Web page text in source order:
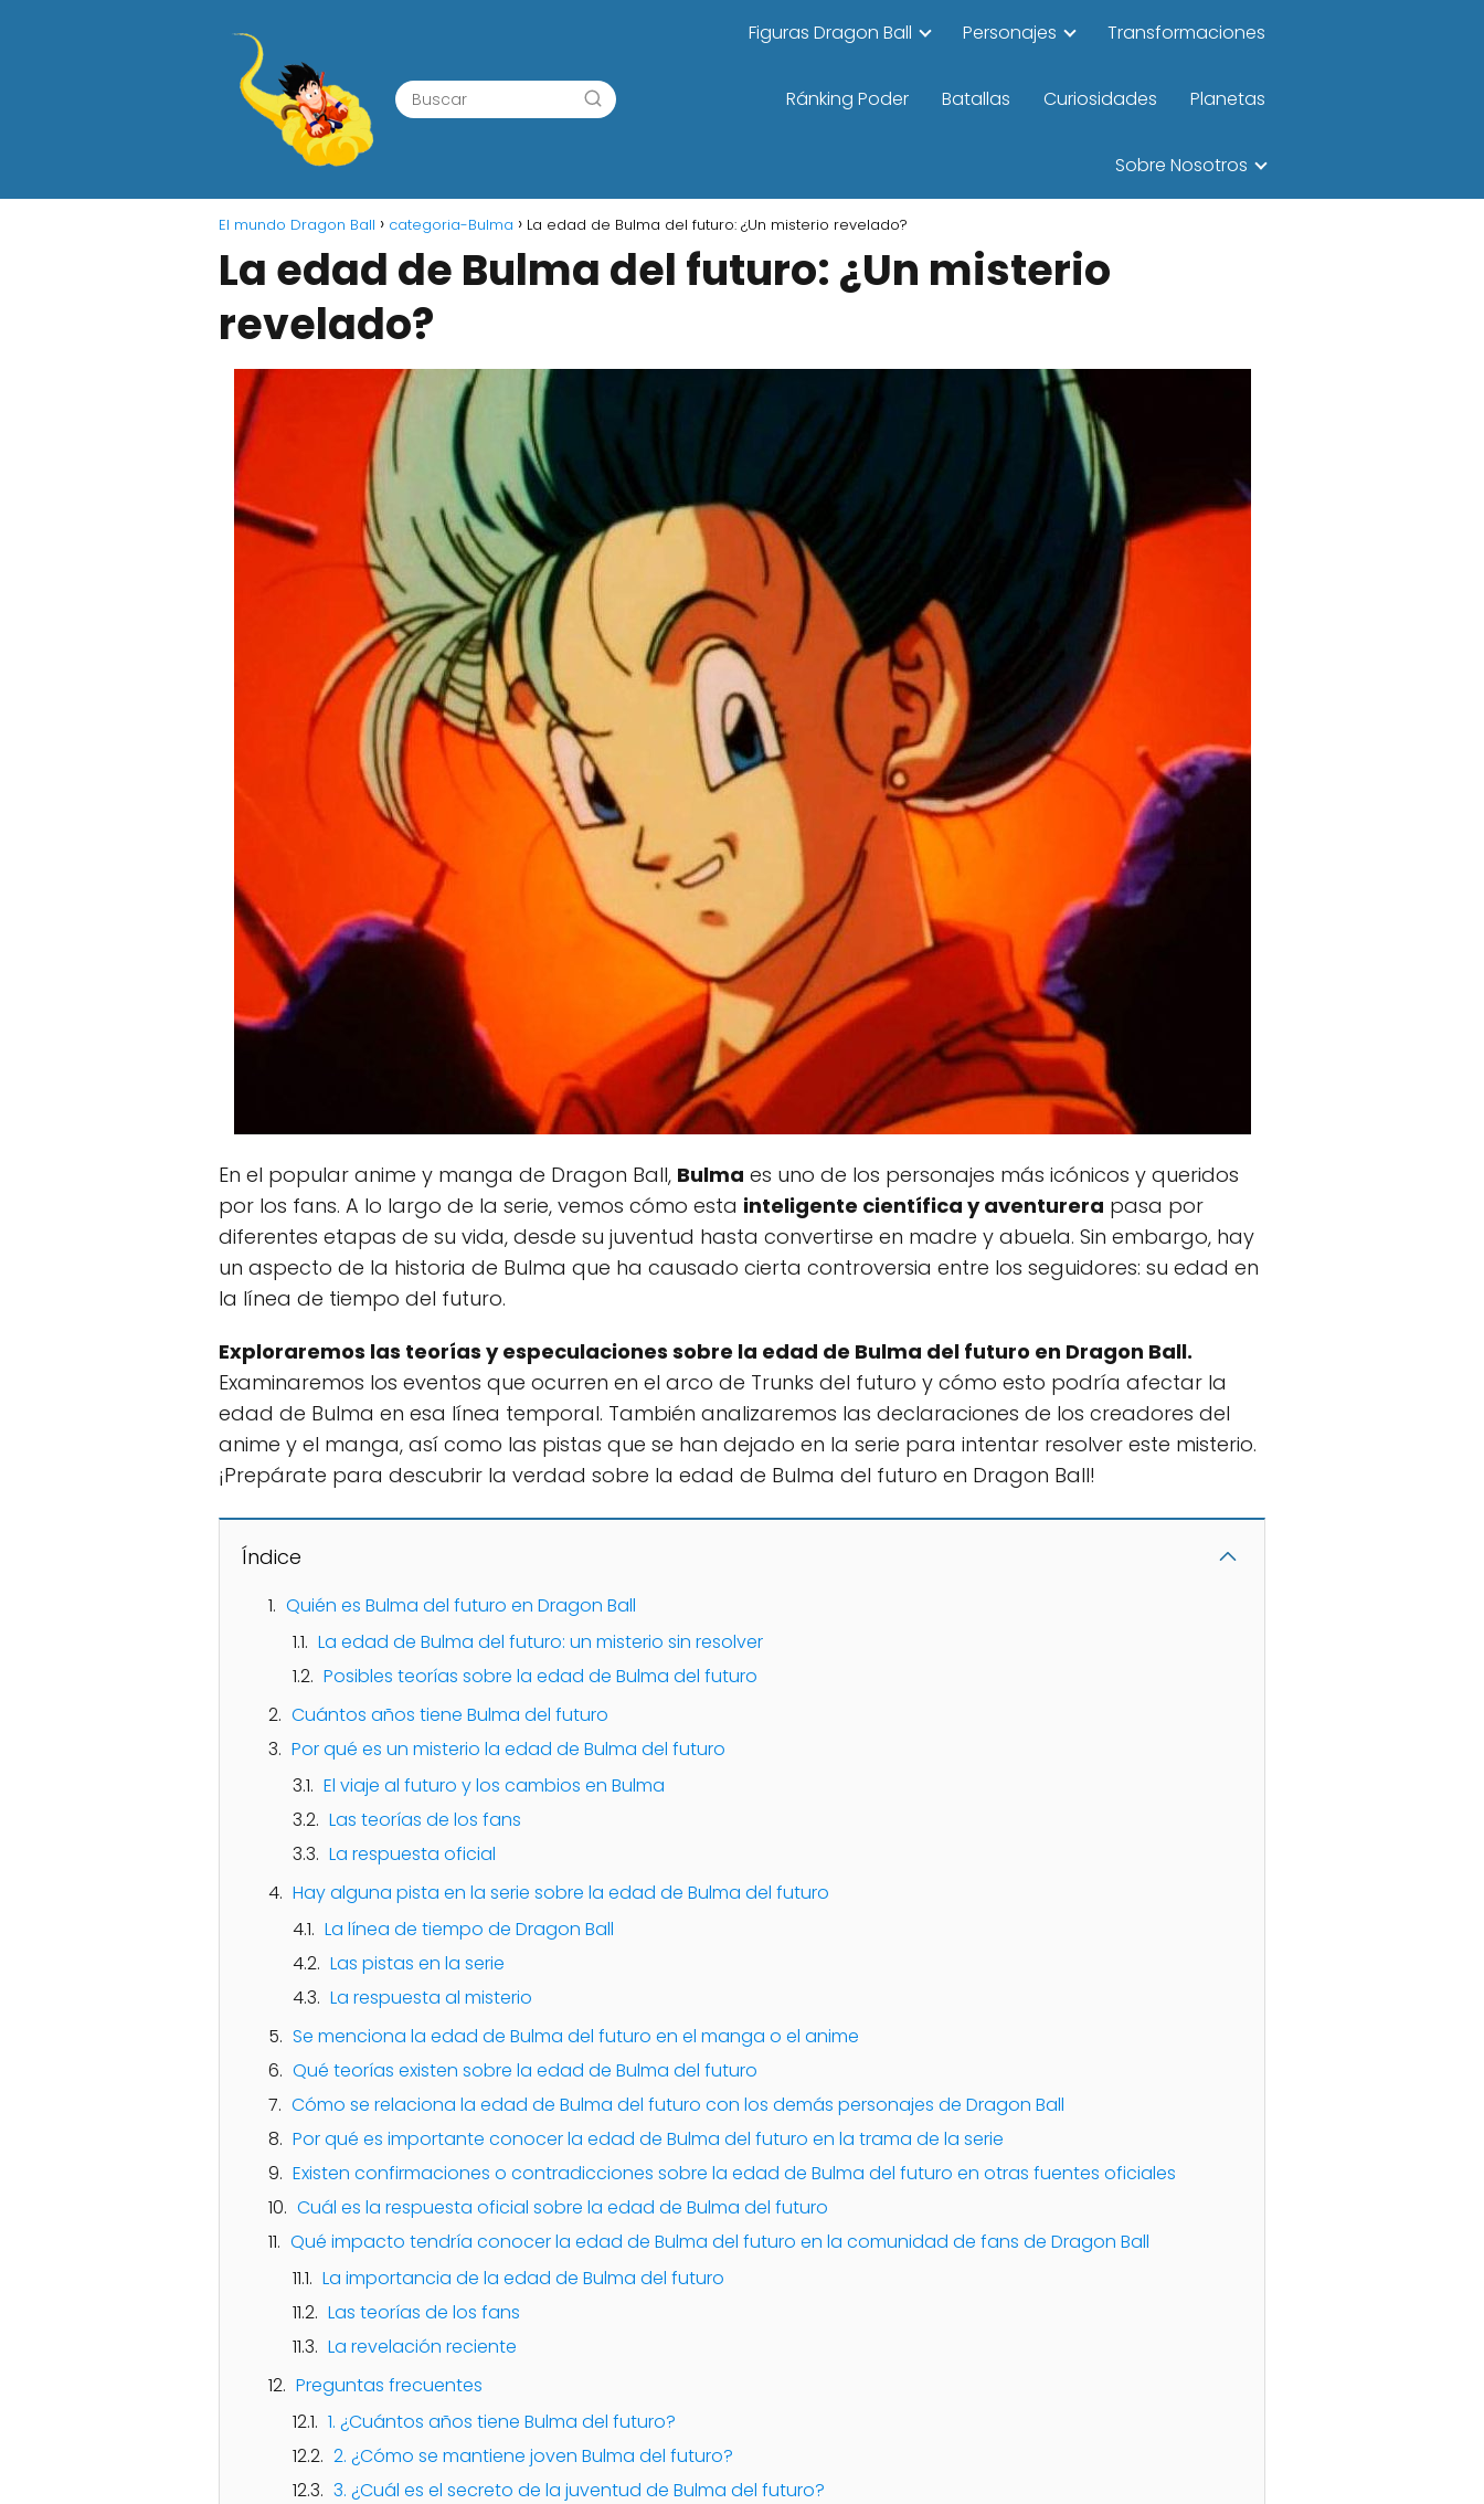
Figuras Dragon Ball Personajes Transformaciones
Ránking Poder Batallas Curiosidades Planetas
Sobre Nosotros
El mundo Dragon Ball categoria-Bulma La edad de Bulma del futuro: ¿Un misterio revelado?
La edad de Bulma del futuro: ¿Un misterio
revelado?
En el popular anime y manga de Dragon Ball, Bulma es uno de los personajes más icónicos y queridos
por los fans. A lo largo de la serie, vemos cómo esta inteligente científica y aventurera pasa por
diferentes etapas de su vida, desde su juventud hasta convertirse en madre y abuela. Sin embargo, hay
un aspecto de la historia de Bulma que ha causado cierta controversia entre los seguidores: su edad en
la línea de tiempo del futuro.
Exploraremos las teorías y especulaciones sobre la edad de Bulma del futuro en Dragon Ball.
Examinaremos los eventos que ocurren en el arco de Trunks del futuro y cómo esto podría afectar la
edad de Bulma en esa línea temporal. También analizaremos las declaraciones de los creadores del
anime y el manga, así como las pistas que se han dejado en la serie para intentar resolver este misterio.
¡Prepárate para descubrir la verdad sobre la edad de Bulma del futuro en Dragon Ball!
Índice
Quién es Bulma del futuro en Dragon Ball
La edad de Bulma del futuro: un misterio sin resolver
Posibles teorías sobre la edad de Bulma del futuro
Cuántos años tiene Bulma del futuro
Por qué es un misterio la edad de Bulma del futuro
El viaje al futuro y los cambios en Bulma
Las teorías de los fans
La respuesta oficial
Hay alguna pista en la serie sobre la edad de Bulma del futuro
La línea de tiempo de Dragon Ball
Las pistas en la serie
La respuesta al misterio
Se menciona la edad de Bulma del futuro en el manga o el anime
Qué teorías existen sobre la edad de Bulma del futuro
Cómo se relaciona la edad de Bulma del futuro con los demás personajes de Dragon Ball
Por qué es importante conocer la edad de Bulma del futuro en la trama de la serie
Existen confirmaciones o contradicciones sobre la edad de Bulma del futuro en otras fuentes oficiales
Cuál es la respuesta oficial sobre la edad de Bulma del futuro
Qué impacto tendría conocer la edad de Bulma del futuro en la comunidad de fans de Dragon Ball
La importancia de la edad de Bulma del futuro
Las teorías de los fans
La revelación reciente
Preguntas frecuentes
1. ¿Cuántos años tiene Bulma del futuro?
2. ¿Cómo se mantiene joven Bulma del futuro?
3. ¿Cuál es el secreto de la juventud de Bulma del futuro?